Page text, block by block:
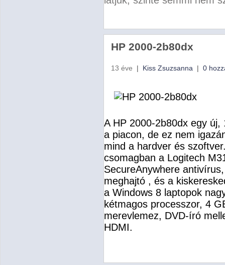
HP 2000-2b80dx
13 éve | Kiss Zsuzsanna | 0
A HP 2000-2b80dx egy
a piacon, de ez nem
mind a hardver és
csomagban a Logitech
SecureAnywhere
meghajtó , és a
a Windows 8 laptopok
kétmagos processzor, 4
merevlemez, DVD-író
HDMI.